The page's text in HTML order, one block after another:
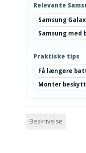
Relevante
Samsung
Samsung med
Praktiske tips
Få længere
Monter
Beskrivelse